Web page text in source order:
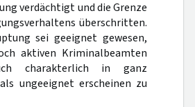
verdächtigt und die Grenze
überschritten.
sei geeignet gewesen,
aktiven Kriminalbeamten
charakterlich in ganz
ungeeignet erscheinen zu